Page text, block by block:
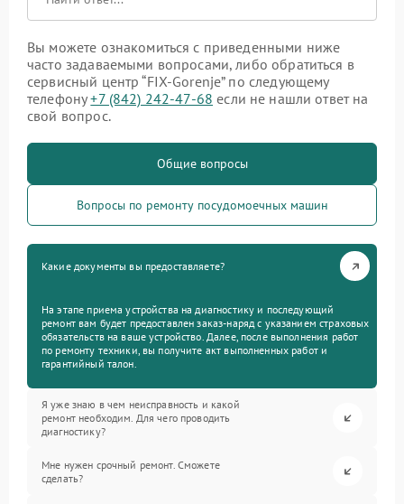
Вы можете ознакомиться с приведенными ниже
часто задаваемыми вопросами, либо обратиться в
сервисный центр “FIX-Gorenje” по следующему
телефону+7 (842) 242-47-68 если не нашли ответ на
свой вопрос.
Общие вопросы
Вопросы по ремонту посудомоечных машин
Какие документы вы предоставляете?
На этапе приема устройства на диагностику и последующий
ремонт вам будет предоставлен заказ-наряд с указанием страховых
обязательств на ваше устройство. Далее, после выполнения работ
по ремонту техники, вы получите акт выполненных работ и
гарантийный талон.
Я уже знаю в чем неисправность и какой
ремонт необходим. Для чего проводить
диагностику?
Мне нужен срочный ремонт. Сможете
сделать?